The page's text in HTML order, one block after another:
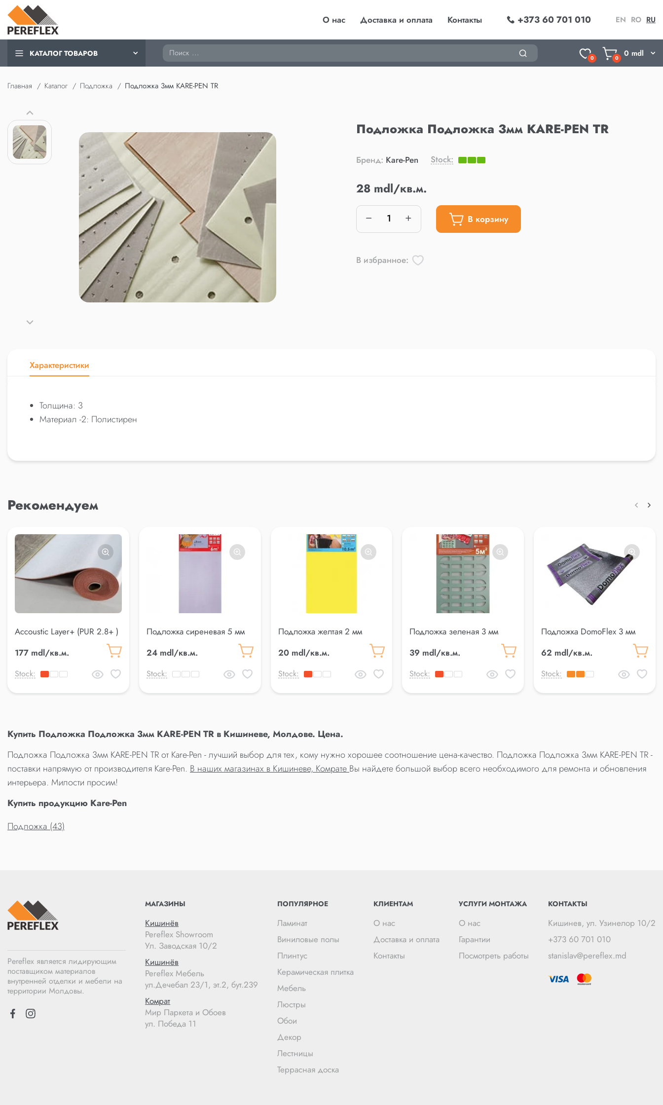
О нас Доставка и оплата Контакты +373 60 701 010 EN RO RU
КАТАЛОГ ТОВАРОВ Поиск
0 0 0 mdl
Главная Каталог Подложка Подложка 3мм KARE-PEN TR
Подложка Подложка 3мм KARE-PEN TR
Бренд: Kare-Pen Stock:
28 mdl/кв.м.
В корзину
В избранное:
Характеристики
Толщина: 3
Материал -2: Полистирен
Рекомендуем
Accoustic Layer+ (PUR 2.8+ )
177 mdl/кв.м.
Stock:
Подложка сиреневая 5 мм
24 mdl/кв.м.
Stock:
Подложка желтая 2 мм
20 mdl/кв.м.
Stock:
Подложка зеленая 3 мм
39 mdl/кв.м.
Stock:
Подложка DomoFlex 3 мм
62 mdl/кв.м.
Stock:
Купить Подложка Подложка 3мм KARE-PEN TR в Кишиневе, Молдове. Цена.
Подложка Подложка 3мм KARE-PEN TR от Kare-Pen - лучший выбор для тех, кому нужно хорошее соотношение цена-качество. Подложка Подложка 3мм KARE-PEN TR -
поставки напрямую от производителя Kare-Pen. В наших магазинах в Кишиневе, Комрате Вы найдете большой выбор всего необходимого для ремонта и обновления
интерьера. Милости просим!
Купить продукцию Kare-Pen
Подложка (43)
Pereflex является лидирующим
поставщиком материалов
внутренней отделки и мебели на
территории Молдовы.
МАГАЗИНЫ
Кишинёв
Pereflex Showroom
Ул. Заводская 10/2
Кишинёв
Pereflex Мебель
ул.Дечебал 23/1, эт.2, бут.239
Комрат
Мир Паркета и Обоев
ул. Победа 11
ПОПУЛЯРНОЕ
Ламинат
Виниловые полы
Плинтус
Керамическая плитка
Мебель
Люстры
Обои
Декор
Лестницы
Террасная доска
КЛИЕНТАМ
О нас
Доставка и оплата
Контакты
УСЛУГИ МОНТАЖА
О нас
Гарантии
Посмотреть работы
КОНТАКТЫ
Кишинев, ул. Узинелор 10/2
+373 60 701 010
stanislav@pereflex.md